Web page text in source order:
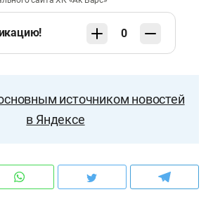
0
источником новостей
в Яндексе